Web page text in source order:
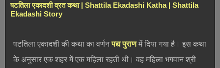
षटतिला एकादशी व्रत कथा | Shattila Ekadashi Katha | Shattila
Ekadashi Story
षटतिला एकादशी की कथा का वर्णनपद्य पुराणमें दिया गया है। इस कथा
के अनुसार एक शहर में एक महिला रहती थी। वह महिला भगवान श्री